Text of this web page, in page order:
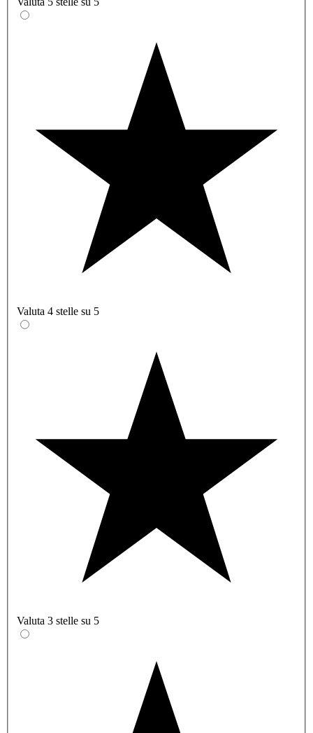
Valuta 4 stelle su 5
Valuta 3 stelle su 5